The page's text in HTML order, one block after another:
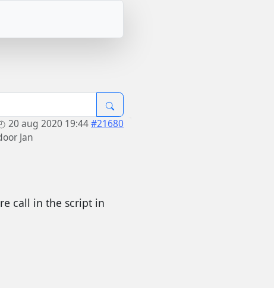
20 aug 2020 19:44#21680
Jan
call in the script in